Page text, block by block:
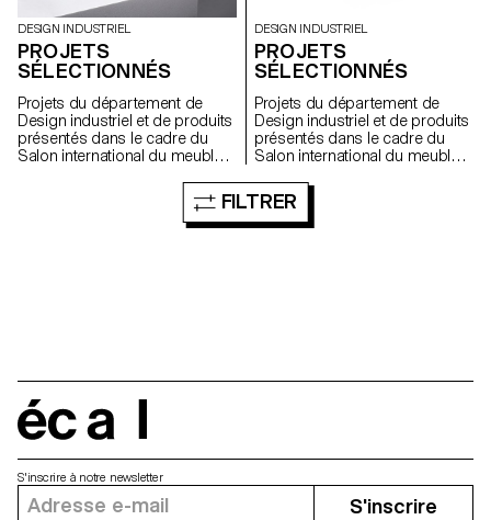
expérience et interactivité. Il est
nécessaire d’inventer un
dispositif qui s’approche de
l’installation, qui soit ludique et
uniquement de solutionner
techniquement la prise de vue.
Pour le festival, cette installation
représente une vraie attente du
puisque chaque image coûte
DESIGN INDUSTRIEL
PROJETS
SÉLECTIONNÉS
Projets du département de
Design industriel et de produits
présentés dans le cadre du
Salon international du meuble
DESIGN INDUSTRIEL
PROJETS
SÉLECTIONNÉS
Projets du département de
Design industriel et de produits
présentés dans le cadre du
Salon international du meuble
FILTRER
S'inscrire à notre newsletter
S'inscrire